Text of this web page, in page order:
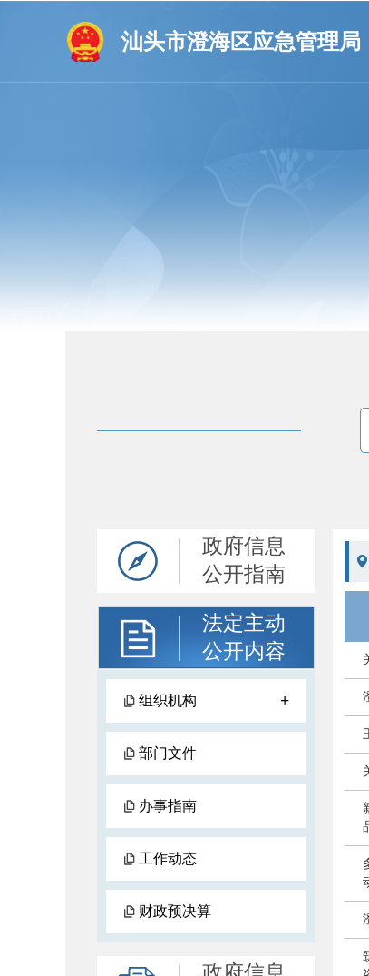
汕头市澄海区应急管理局
政府信息
公开指南
法定主动
公开内容
组织机构 +
部门文件
办事指南
工作动态
财政预决算
